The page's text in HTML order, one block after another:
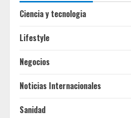
Ciencia y tecnologia
Lifestyle
Negocios
Noticias Internacionales
Sanidad